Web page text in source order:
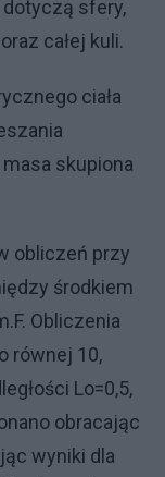
dotyczą sfery,
całej kuli.
ciała
skupiona
obliczeń przy
środkiem
Obliczenia
równej 10,
Lo=0,5,
obracając
wyniki dla